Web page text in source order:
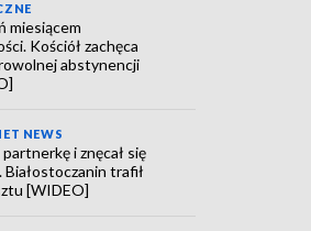
miesiącem
Kościół zachęca
abstynencji
NEWS
partnerkę i znęcał się
Białostoczanin trafił
[WIDEO]